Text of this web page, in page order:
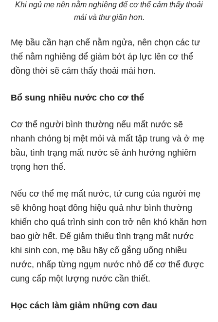
Khi ngủ mẹ nên nằm nghiêng để cơ thể cảm thấy thoải
mái và thư giãn hơn.
Mẹ bầu cần hạn chế nằm ngửa, nên chọn các tư
thế nằm nghiêng để giảm bớt áp lực lên cơ thể
đồng thời sẽ cảm thấy thoải mái hơn.
Bổ sung nhiều nước cho cơ thể
Cơ thể người bình thường nếu mất nước sẽ
nhanh chóng bị mệt mỏi và mất tập trung và ở mẹ
bầu, tình trạng mất nước sẽ ảnh hưởng nghiêm
trọng hơn thế.
Nếu cơ thể mẹ mất nước, tử cung của người mẹ
sẽ không hoạt đông hiệu quả như bình thường
khiến cho quá trình sinh con trở nên khó khăn hơn
bao giờ hết. Để giảm thiểu tình trạng mất nước
khi sinh con, mẹ bầu hãy cố gắng uống nhiều
nước, nhấp từng ngụm nước nhỏ để cơ thể được
cung cấp một lượng nước cần thiết.
Học cách làm giảm những cơn đau